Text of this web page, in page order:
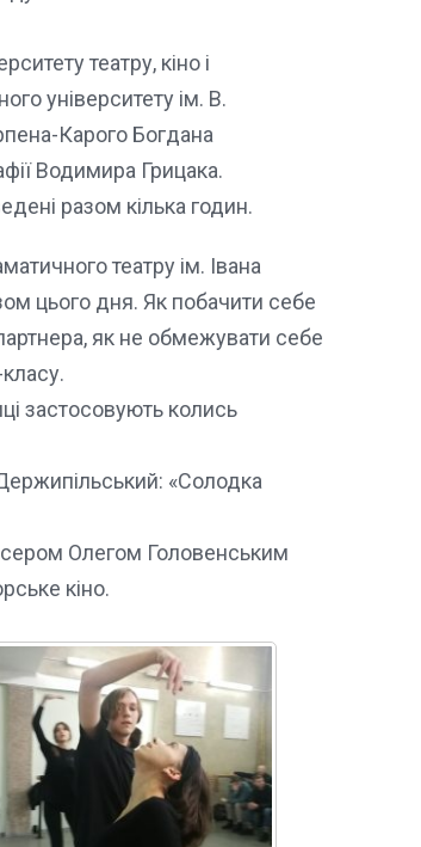
театру, кіно і
університету ім. В.
Карого Богдана
Водимира Грицака.
разом кілька годин.
театру ім. Івана
цього дня. Як побачити себе
як не обмежувати себе
застосовують колись
«Солодка
Олегом Головенським
кіно.